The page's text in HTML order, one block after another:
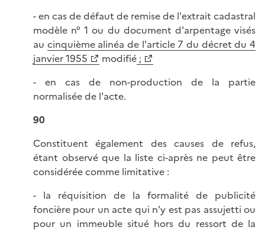
- en cas de défaut de remise de l'extrait cadastral
modèle n° 1 ou du document d'arpentage visés
au cinquième alinéa de l'article 7 du décret du 4
janvier 1955
modifié ;
- en cas de non-production de la partie
normalisée de l'acte.
90
Constituent également des causes de refus,
étant observé que la liste ci-après ne peut être
considérée comme limitative :
- la réquisition de la formalité de publicité
foncière pour un acte qui n'y est pas assujetti ou
pour un immeuble situé hors du ressort de la